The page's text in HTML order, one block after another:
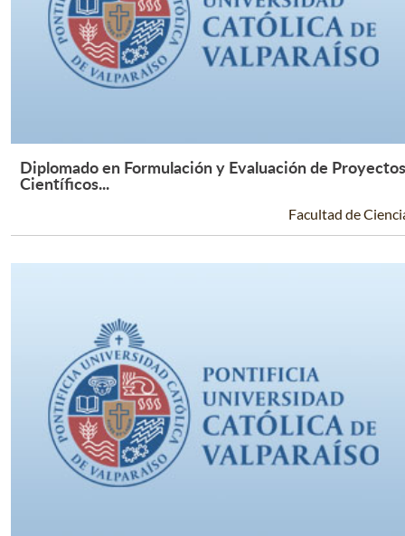
Leer Más +
Diplomado en Formulación y Evaluación de Proyectos
Científicos...
Facultad de